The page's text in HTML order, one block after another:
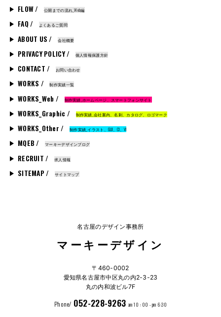
FLOW / 公開までの流れ_Web編
FAQ / よくあるご質問
ABOUT US / 会社概要
PRIVACY POLICY / 個人情報保護方針
CONTACT / お問い合わせ
WORKS / 制作実績一覧
WORKS_Web / 制作実績_ホームページ、スマートフォンサイト
WORKS_Graphic / 制作実績_会社案内、名刺、カタログ、ロゴマーク
WORKS_Other / 制作実績_イラスト、GUI、CI、VI
MQEB / マーキーデザインブログ
RECRUIT / 求人情報
SITEMAP / サイトマップ
名古屋のデザイン事務所
マーキーデザイン
〒460-0002
愛知県名古屋市中区丸の内2-3-23
丸の内和波ビル7F
Phone/ 052-228-9263 am 10 : 00 - pm 6:30